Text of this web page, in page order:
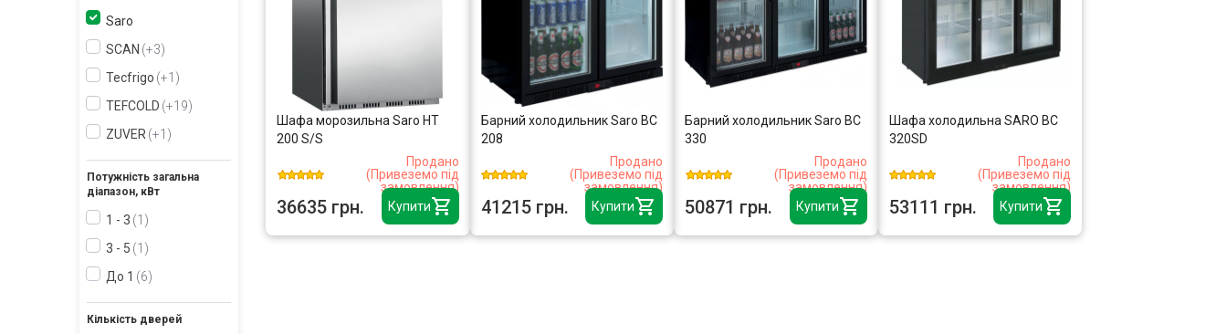
Saro
SCAN +3
Tecfrigo +1
TEFCOLD +19
ZUVER +1
Потужність загальна
діапазон, кВт
1 - 3 1
3 - 5 1
До 1
6
Кількість дверей
Купити
Шафа морозильна Saro HT
200 S/S
Продано
(Привеземо під
замовлення)
36635 грн. Купити
Барний холодильник Saro BC
208
Продано
(Привеземо під
замовлення)
41215 грн. Купити
Барний холодильник Saro BC
330
Продано
(Привеземо під
замовлення)
50871 грн. Купити
Шафа холодильна SARO BC
320SD
Продано
(Привеземо під
замовлення)
53111 грн.